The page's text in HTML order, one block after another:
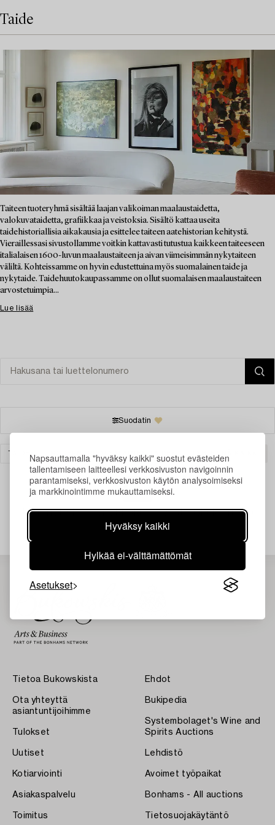
Napsauttamalla "hyväksy kaikki" suostut evästeiden
tallentamiseen laitteellesi verkkosivuston navigoinnin
parantamiseksi, verkkosivuston käytön analysoimiseksi
ja markkinointimme mukauttamiseksi.
Hyväksy kaikki
Hylkää ei-välttämättömät
Asetukset
Taide
Taiteen tuoteryhmä sisältää laajan valikoiman maalaustaidetta,
valokuvataidetta, grafiikkaa ja veistoksia. Sisältö kattaa useita
taidehistoriallisia aikakausia ja esittelee taiteen aatehistorian kehitystä.
Vieraillessasi sivustollamme voitkin kattavasti tutustua kaikkeen taiteeseen
italialaisen 1600-luvun maalaustaiteen ja aivan viimeisimmän nykytaiteen
väliltä. Kohteissamme on hyvin edustettuina myös suomalainen taide ja
nykytaide. Taidehuutokaupassamme on ollut suomalaisen maalaustaiteen
arvostetuimpia...
Lue lisää
Suodatin
Juuri nyt ei löytynyt hakuasi vastaavia kohteita.
Tietoa Bukowskista
Ota yhteyttä
asiantuntijoihimme
Tulokset
Uutiset
Kotiarviointi
Asiakaspalvelu
Toimitus
Ehdot
Bukipedia
Systembolaget's Wine and
Spirits Auctions
Lehdistö
Avoimet työpaikat
Bonhams - All auctions
Tietosuojakäytäntö